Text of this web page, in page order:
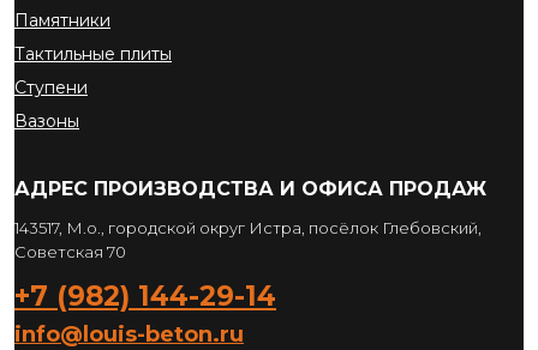
Памятники
Тактильные плиты
Ступени
Вазоны
АДРЕС ПРОИЗВОДСТВА И ОФИСА ПРОДАЖ
143517, М.о., городской округ Истра, посёлок Глебовский,
Советская 70
+7 (982) 144-29-14
info@louis-beton.ru